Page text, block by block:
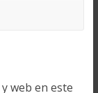
web en este